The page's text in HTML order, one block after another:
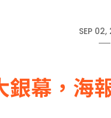
SEP
銀幕，海